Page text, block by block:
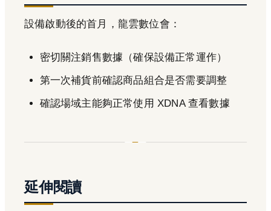
設備啟動後的首月，龍雲數位會：
密切關注銷售數據（確保設備正常運作）
第一次補貨前確認商品組合是否需要調整
確認場域主能夠正常使用 XDNA 查看數據
延伸閱讀